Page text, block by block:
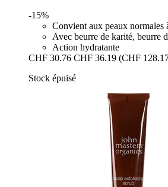
-15%
Convient aux peaux normales
Avec beurre de karité, beurre
Action hydratante
CHF 30.76 CHF 36.19 (CHF
Stock épuisé